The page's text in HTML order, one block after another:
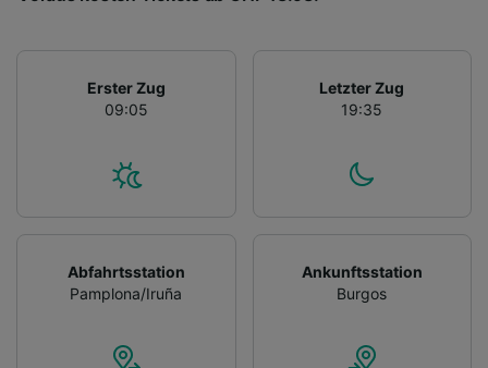
Erster Zug
09:05
Letzter Zug
19:35
Abfahrtsstation
Pamplona/Iruña
Ankunftsstation
Burgos